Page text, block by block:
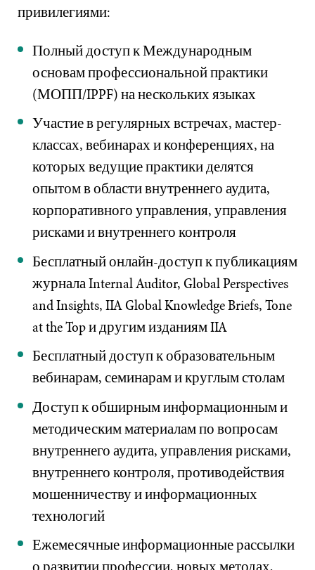
привилегиями:
Полный доступ к Международным
основам профессиональной практики
(МОПП/IPPF) на нескольких языках
Участие в регулярных встречах, мастер-
классах, вебинарах и конференциях, на
которых ведущие практики делятся
опытом в области внутреннего аудита,
корпоративного управления, управления
рисками и внутреннего контроля
Бесплатный онлайн-доступ к публикациям
журнала Internal Auditor, Global Perspectives
and Insights, IIA Global Knowledge Briefs, Tone
at the Top и другим изданиям IIA
Бесплатный доступ к образовательным
вебинарам, семинарам и круглым столам
Доступ к обширным информационным и
методическим материалам по вопросам
внутреннего аудита, управления рисками,
внутреннего контроля, противодействия
мошенничеству и информационных
технологий
Ежемесячные информационные рассылки